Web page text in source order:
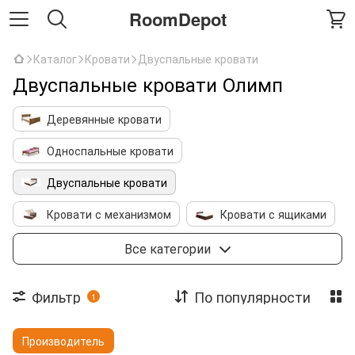
RoomDepot
Каталог Кровати Двуспальные кровати
Двуспальные кровати Олимп
Деревянные кровати
Односпальные кровати
Двуспальные кровати
Кровати с механизмом
Кровати с ящиками
Детские кровати
Двухъярусные кровати
Кровати с мягким изголовьем
Каркасы
Все категории
Фильтр 1 По популярности
Производитель